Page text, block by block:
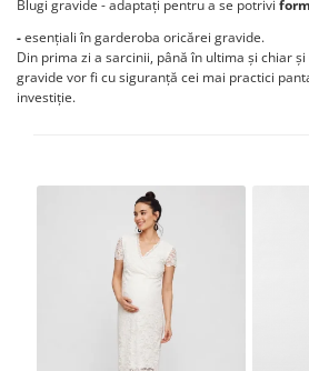
Blugi gravide - adaptați pentru a se potrivi
-esențiali în garderoba oricărei gravide.
Din prima zi a sarcinii, până în ultima și chiar
gravide vor fi cu siguranță cei mai practici
investiție.